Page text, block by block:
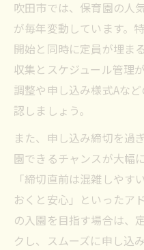
吹田市では、保育園の人
が毎年変動しています。
開始と同時に定員が埋ま
収集とスケジュール管理
調整や申し込み様式Aな
認しましょう。
また、申し込み締切を過
園できるチャンスが大幅
「締切直前は混雑しやす
おくと安心」といったア
の入園を目指す場合は、
クし、スムーズに申し込